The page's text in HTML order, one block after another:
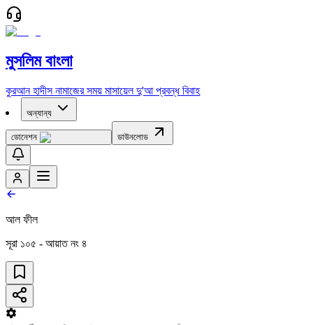
মুসলিম বাংলা
কুরআন হাদীস নামাজের সময় মাসায়েল দু'আ প্রবন্ধ বিবাহ
অন্যান্য
ডোনেশন ডাউনলোড
আল ফীল
সূরা ১০৫ - আয়াত নং ৪